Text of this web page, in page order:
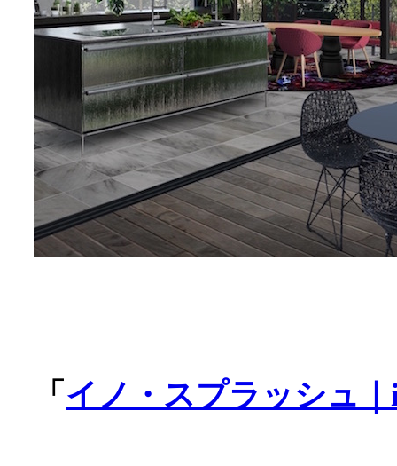
「 イノ・スプラッシュ